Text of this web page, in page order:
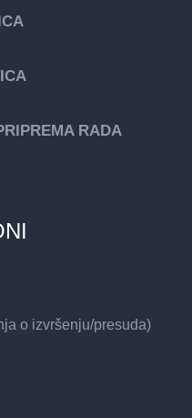
RADA
o izvršenju/presuda)